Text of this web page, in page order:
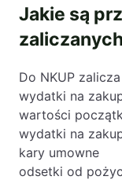
Jakie są
Do NKUP
wydatki na
wartości
wydatki na
kary umowne
odsetki od